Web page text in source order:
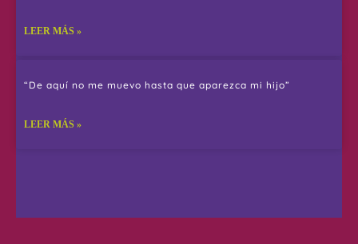
LEER MÁS »
“De aquí no me muevo hasta que aparezca mi hijo”
LEER MÁS »